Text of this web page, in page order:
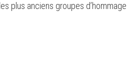
plus anciens groupes